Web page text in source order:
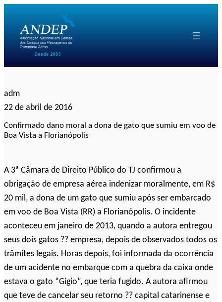
conteúdo
adm
22 de abril de 2016
Confirmado dano moral a dona de gato que sumiu em voo de
Boa Vista a Florianópolis
A 3ª Câmara de Direito Público do TJ confirmou a
obrigação de empresa aérea indenizar moralmente, em R$
20 mil, a dona de um gato que sumiu após ser embarcado
em voo de Boa Vista (RR) a Florianópolis. O incidente
aconteceu em janeiro de 2013, quando a autora entregou
seus dois gatos ?? empresa, depois de observados todos os
trâmites legais. Horas depois, foi informada da ocorrência
de um acidente no embarque com a quebra da caixa onde
estava o gato “Gigio”, que teria fugido. A autora afirmou
que teve de cancelar seu retorno ?? capital catarinense e